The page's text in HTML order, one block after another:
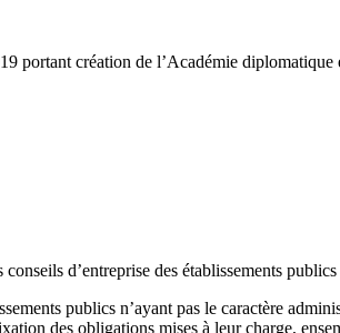
création de l’Académie
d’entreprise des établissements
publics n’ayant pas le caractère
des obligations mises à leur charge,